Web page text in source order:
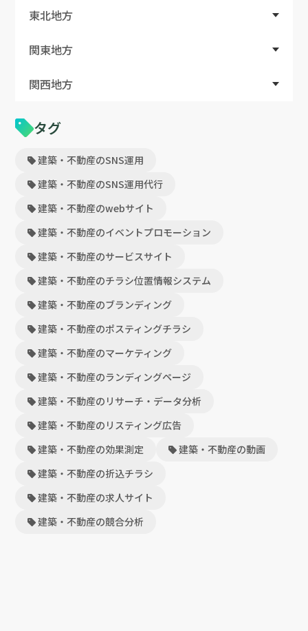
東北地方
関東地方
関西地方
タグ
建築・不動産のSNS運用
建築・不動産のSNS運用代行
建築・不動産のwebサイト
建築・不動産のイベントプロモーション
建築・不動産のサービスサイト
建築・不動産のチラシ位置情報システム
建築・不動産のブランディング
建築・不動産のポスティングチラシ
建築・不動産のマーケティング
建築・不動産のランディングページ
建築・不動産のリサーチ・データ分析
建築・不動産のリスティング広告
建築・不動産の効果測定
建築・不動産の動画
建築・不動産の折込チラシ
建築・不動産の求人サイト
建築・不動産の競合分析